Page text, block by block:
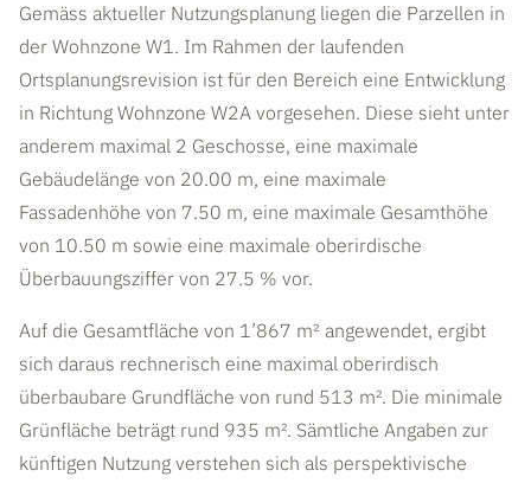
Gemäss aktueller Nutzungsplanung liegen die Parzellen in
der Wohnzone W1. Im Rahmen der laufenden
Ortsplanungsrevision ist für den Bereich eine Entwicklung
in Richtung Wohnzone W2A vorgesehen. Diese sieht unter
anderem maximal 2 Geschosse, eine maximale
Gebäudelänge von 20.00 m, eine maximale
Fassadenhöhe von 7.50 m, eine maximale Gesamthöhe
von 10.50 m sowie eine maximale oberirdische
Überbauungsziffer von 27.5 % vor.
Auf die Gesamtfläche von 1’867 m² angewendet, ergibt
sich daraus rechnerisch eine maximal oberirdisch
überbaubare Grundfläche von rund 513 m². Die minimale
Grünfläche beträgt rund 935 m². Sämtliche Angaben zur
künftigen Nutzung verstehen sich als perspektivische